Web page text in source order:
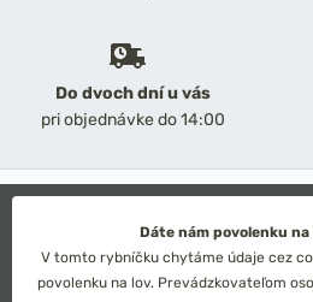
Do dvoch dní u vás
pri objednávke do 14:00
Obchodné
Ochrana osobných
Technické riešenie:
Dáte nám povolenku na
V tomto rybníčku chytáme údaje cez
povolenku na lov. Prevádzkovateľom